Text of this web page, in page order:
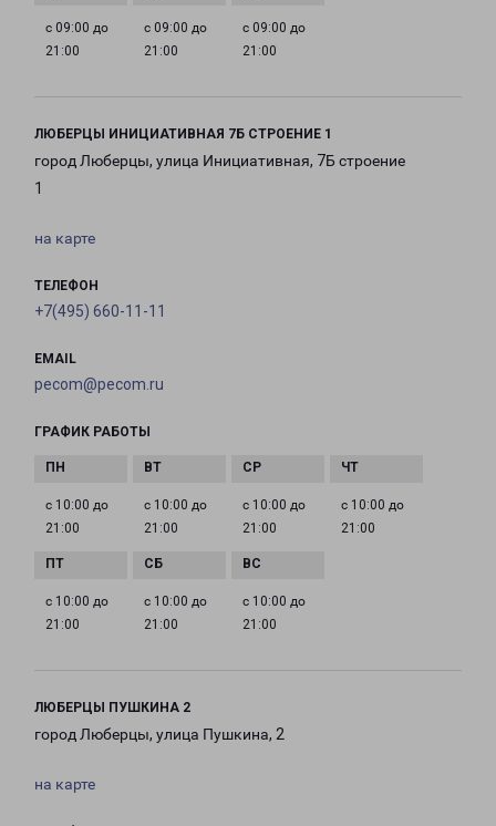
с 09:00 до
21:00
с 09:00 до
21:00
с 09:00 до
21:00
ЛЮБЕРЦЫ ИНИЦИАТИВНАЯ 7Б СТРОЕНИЕ 1
город Люберцы, улица Инициативная, 7Б строение
1
на карте
ТЕЛЕФОН
+7(495) 660-11-11
EMAIL
pecom@pecom.ru
ГРАФИК РАБОТЫ
с 10:00 до
21:00
с 10:00 до
21:00
с 10:00 до
21:00
с 10:00 до
21:00
с 10:00 до
21:00
с 10:00 до
21:00
с 10:00 до
21:00
ЛЮБЕРЦЫ ПУШКИНА 2
город Люберцы, улица Пушкина, 2
на карте